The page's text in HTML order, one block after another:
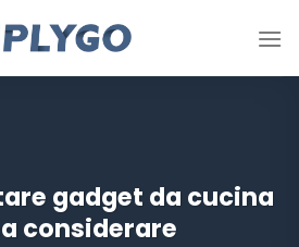
gadget da cucina
considerare